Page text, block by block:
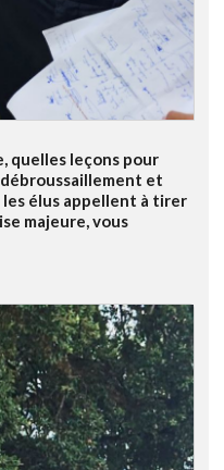
quelles leçons pour
et
les élus appellent à tirer
majeure, vous